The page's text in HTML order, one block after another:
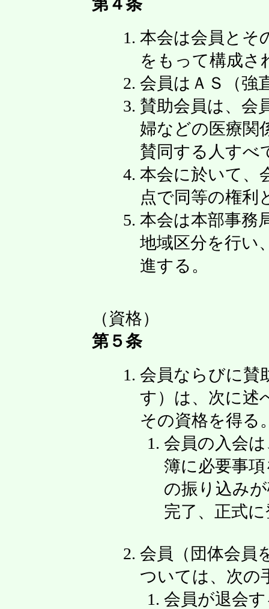
第４条
本会は会員とそ
をもって構成さ
会員はＡＳ（強
賛助会員は、会
婦などの医療関
賛同する人すべ
本会に於いて、
点で同等の権利
本会は本部事務
地域区分を行い
進する。
（資格）
第５条
会員ならびに賛
す）は、次に述
その資格を得る
会員の入会
簿に必要事
の振り込み
完了、正式
会員（団体会員
ついては、次の
会員が退会